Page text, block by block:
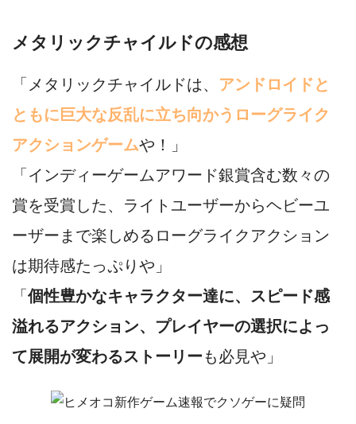
メタリックチャイルドの感想
「メタリックチャイルドは、 アンドロイドと
ともに巨大な反乱に立ち向かうローグライク
アクションゲームや！」
「インディーゲームアワード銀賞含む数々の
賞を受賞した、ライトユーザーからヘビーユ
ーザーまで楽しめるローグライクアクション
は期待感たっぷりや」
「個性豊かなキャラクター達に、スピード感
溢れるアクション、プレイヤーの選択によっ
て展開が変わるストーリーも必見や」